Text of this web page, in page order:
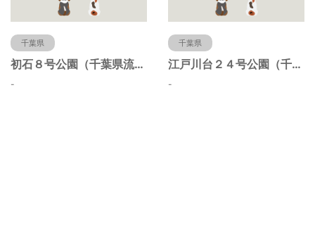
千葉県
初石８号公園（千葉県流山市）
-
千葉県
江戸川台２４号公園（千葉県流山市）
-